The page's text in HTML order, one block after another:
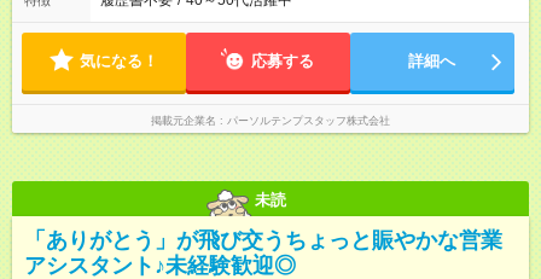
気になる！ 応募する 詳細へ
掲載元企業名 パーソルテンプスタッフ株式会社
未読
「ありがとう」が飛び交うちょっと賑やかな営業
アシスタント♪未経験歓迎◎